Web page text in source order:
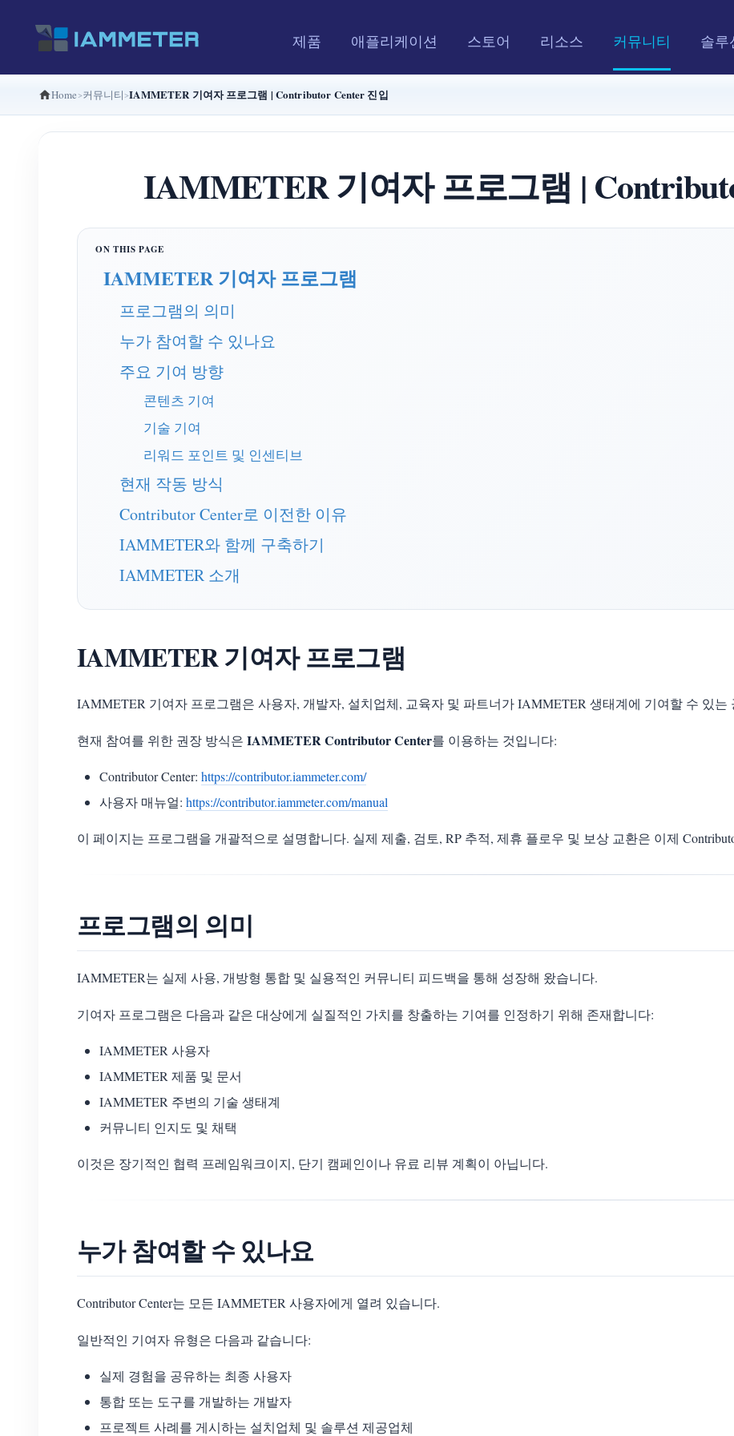
제품 애플리케이션 스토어 리소스 커뮤니티 솔루
Home 커뮤니티 IAMMETER 기여자 프로그램 | Contributor Center 진입
IAMMETER 기여자 프로그램 |
IAMMETER 기여자 프로그램
프로그램의 의미
누가 참여할 수 있나요
주요 기여 방향
콘텐츠 기여
기술 기여
리워드 포인트 및 인센티브
현재 작동 방식
Contributor Center로 이전한 이유
IAMMETER와 함께 구축하기
IAMMETER 소개
IAMMETER 기여자 프로그램
IAMMETER 기여자 프로그램은 사용자, 개발자, 설치업체, 교육자 및 파트너가 IAMMETER 생태계에 기여할 수 있는
현재 참여를 위한 권장 방식은 IAMMETER Contributor Center를 이용하는 것입니다:
Contributor Center: https://contributor.iammeter.com/
사용자 매뉴얼: https://contributor.iammeter.com/manual
이 페이지는 프로그램을 개괄적으로 설명합니다. 실제 제출, 검토, RP 추적, 제휴 플로우 및 보상 교환은 이제
프로그램의 의미
IAMMETER는 실제 사용, 개방형 통합 및 실용적인 커뮤니티 피드백을 통해 성장해 왔습니다.
기여자 프로그램은 다음과 같은 대상에게 실질적인 가치를 창출하는 기여를 인정하기 위해 존재합니다:
IAMMETER 사용자
IAMMETER 제품 및 문서
IAMMETER 주변의 기술 생태계
커뮤니티 인지도 및 채택
이것은 장기적인 협력 프레임워크이지, 단기 캠페인이나 유료 리뷰 계획이 아닙니다.
누가 참여할 수 있나요
Contributor Center는 모든 IAMMETER 사용자에게 열려 있습니다.
일반적인 기여자 유형은 다음과 같습니다:
실제 경험을 공유하는 최종 사용자
통합 또는 도구를 개발하는 개발자
프로젝트 사례를 게시하는 설치업체 및 솔루션 제공업체